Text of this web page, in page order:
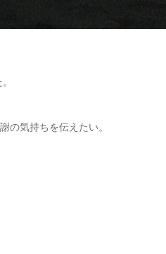
の気持ちを伝えたい。